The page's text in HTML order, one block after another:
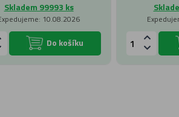
Skladem 99993 ks
10.08.2026
Do košíku